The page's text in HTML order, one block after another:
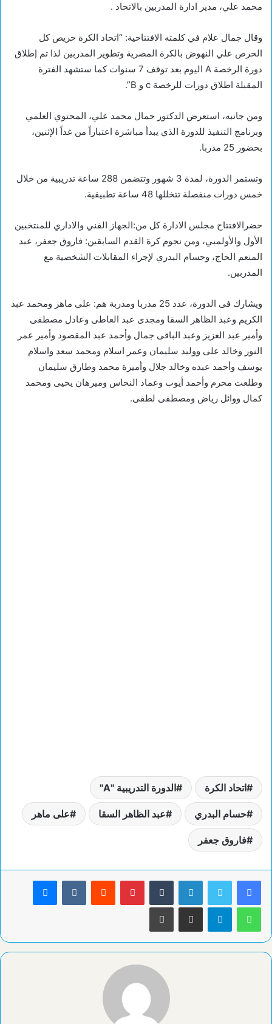
محمد علي، مدير ادارة المدربين بالاتحاد .
وقال جمال علام في كلمته الافتتاحية: “اتحاد الكرة حريص كل
الحرص علي النهوض بالكرة المصرية وتطوير المدربين لذا تم إطلاق
دورة الرخصة A اليوم بعد توقف 7 سنوات كما ستشهد الفترة
المقبلة اطلاق دورات للرخصة c و B”.
ومن جانبه، استعرض الدكتور جمال محمد علي، المحتوي العلمي
وبرنامج التنفيذ للدورة الذي يبدأ مباشرة اعتباراً من غداً الإثنين،
بحضور 25 مدربا.
وتستمر الدورة، لمدة 3 شهور وتتضمن 288 ساعة تدريبية من خلال
خمس دورات منفصلة تتخللها 48 ساعة تطبيقية.
حضرالافتتاح مجلس الادارة كل من:الجهاز الفني والاداري للمنتخبين
الأول والأولمبي، ومن نجوم كرة القدم السابقين: فاروق جعفر، عبد
المنعم الحاج، وحسام البدري لإجراء المقابلات الشخصية مع
المدربين.
ويشارك فى الدورة، عدد 25 مدربا ومدربة هم: على ماهر ومحمد عبد
الكريم وعبد الظاهر السقا ومجدى عبد العاطى وعادل مصطفى
وأمير عبد العزيز وعبد الباقى جمال وأحمد عبد المقصود وأمير عمر
النور وخالد على ووليد سليمان وعمر اسلام ومحمد سعد واسلام
يوسف وأحمد عبده وخالد جلال وأميرة محمد وطارق سليمان
وطلعت محرم وأحمد أيوب وعماد النحاس وميرهان يحيى ومحمد
كمال ووائل رياض ومصطفى لطفى.
اتحاد الكرة الدورة التدريبية "A"
حسام البدري عبد الظاهر السقا على ماهر
فاروق جعفر
لينكدإن بينتيريست ماسنجر
واتساب تيلقرام مشاركة عبر البريد طباعة